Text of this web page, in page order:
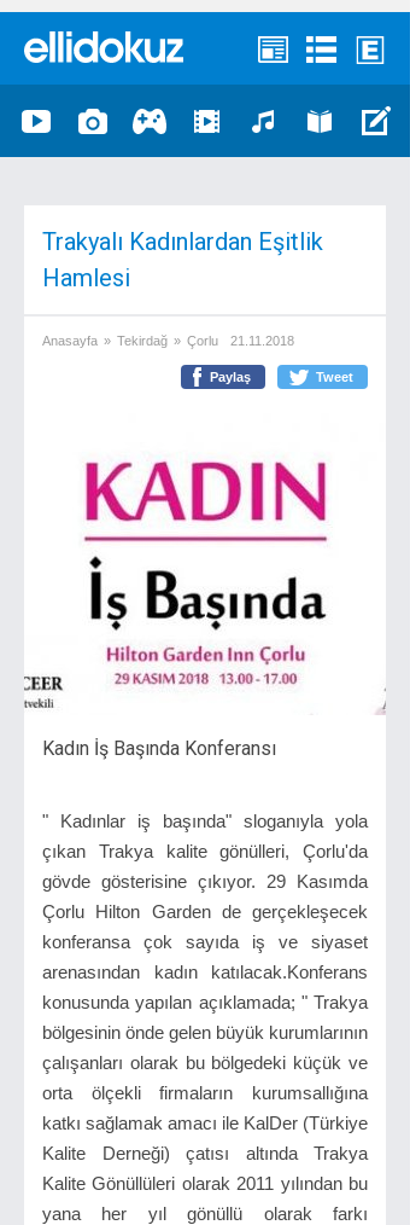
Trakyalı Kadınlardan Eşitlik
Hamlesi
Anasayfa » Tekirdağ » Çorlu 21.11.2018
Paylaş Tweet
Kadın İş Başında Konferansı
" Kadınlar iş başında" sloganıyla yola
çıkan Trakya kalite gönülleri, Çorlu'da
gövde gösterisine çıkıyor. 29 Kasımda
Çorlu Hilton Garden de gerçekleşecek
konferansa çok sayıda iş ve siyaset
arenasından kadın katılacak.Konferans
konusunda yapılan açıklamada; " Trakya
bölgesinin önde gelen büyük kurumlarının
çalışanları olarak bu bölgedeki küçük ve
orta ölçekli firmaların kurumsallığına
katkı sağlamak amacı ile KalDer (Türkiye
Kalite Derneği) çatısı altında Trakya
Kalite Gönüllüleri olarak 2011 yılından bu
yana her yıl gönüllü olarak farkı